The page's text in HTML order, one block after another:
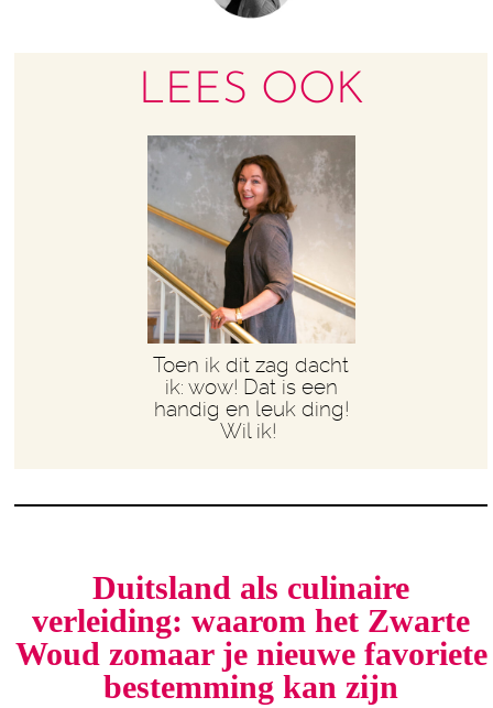
LEES OOK
Toen ik dit zag dacht
ik: wow! Dat is een
handig en leuk ding!
Wil ik!
Duitsland als culinaire
verleiding: waarom het Zwarte
Woud zomaar je nieuwe favoriete
bestemming kan zijn